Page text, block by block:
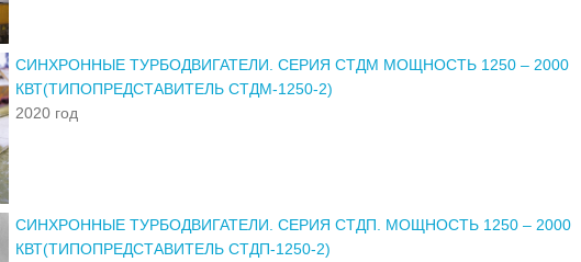
СИНХРОННЫЕ ТУРБОДВИГАТЕЛИ. СЕРИЯ СТДМ МОЩНОСТЬ 1250 – 2000
КВТ(ТИПОПРЕДСТАВИТЕЛЬ СТДМ-1250-2)
2020 год
СИНХРОННЫЕ ТУРБОДВИГАТЕЛИ. СЕРИЯ СТДП. МОЩНОСТЬ 1250 – 2000
КВТ(ТИПОПРЕДСТАВИТЕЛЬ СТДП-1250-2)